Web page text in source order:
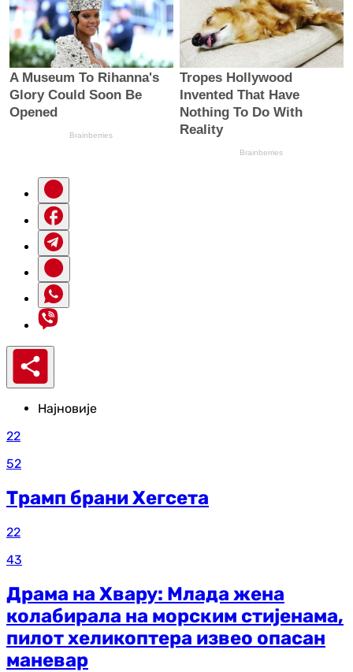
Најновије
22
52
Трамп брани Хегсета
22
43
Драма на Хвару: Млада жена
колабирала на морским стијенама,
пилот хеликоптера извео опасан
маневар